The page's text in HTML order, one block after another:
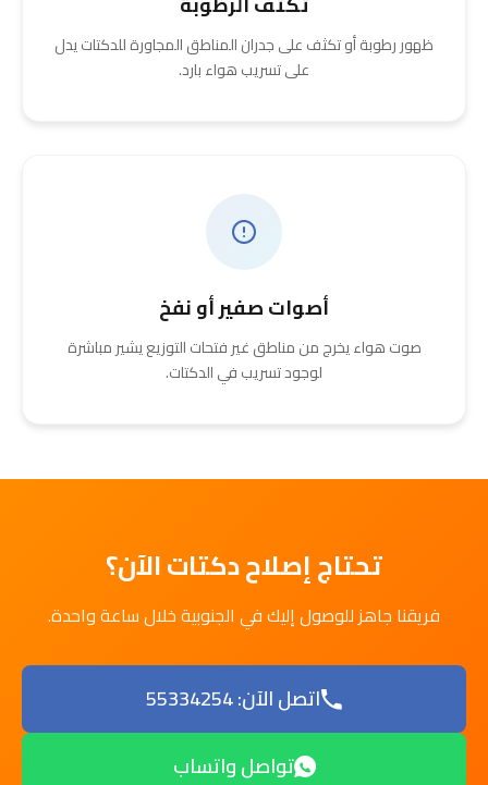
ظهور رطوبة أو تكثف على جدران المناطق المجاورة للدكتات يدل
على تسريب هواء بارد.
أصوات صفير أو نفخ
صوت هواء يخرج من مناطق غير فتحات التوزيع يشير مباشرة
لوجود تسريب في الدكتات.
تحتاج إصلاح دكتات الآن؟
فريقنا جاهز للوصول إليك في الجنوبية خلال ساعة واحدة.
اتصل الآن: 55334254
تواصل واتساب